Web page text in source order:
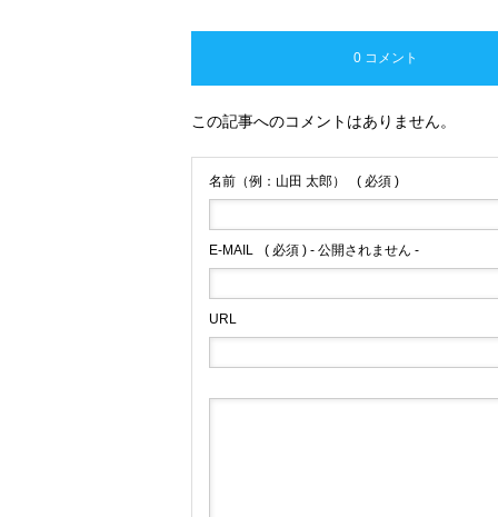
0 コメント
この記事へのコメントはありません。
名前（例：山田 太郎） ( 必須 )
E-MAIL ( 必須 ) - 公開されません -
URL